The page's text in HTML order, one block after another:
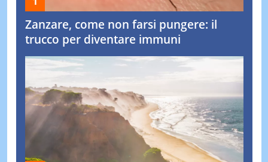
Zanzare, come non farsi pungere: il
trucco per diventare immuni